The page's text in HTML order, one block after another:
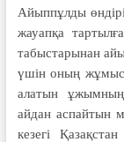
Айыппұлды
жауапқа
табыстарынан
үшін оның жұмыс
алатын ұжым­ның
айдан аспайтын
кезегі